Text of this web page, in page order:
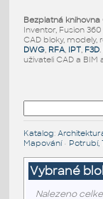
Bezplatná knihovna
Inventor, Fusion
CAD bloky,
DWG, RFA, IPT, F3D
uživateli CAD a BIM
Katalog:
Mapování• Potrubí,
Vybrané
Nalezeno